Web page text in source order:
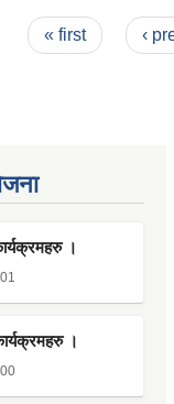
« first ‹
।
।